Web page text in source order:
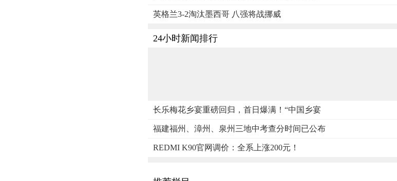
英格兰3-2淘汰墨西哥 八强将战挪威
24小时新闻排行
长乐梅花乡宴重磅回归，首日爆满！“中国乡宴
福建福州、漳州、泉州三地中考查分时间已公布
REDMI K90官网调价：全系上涨200元！